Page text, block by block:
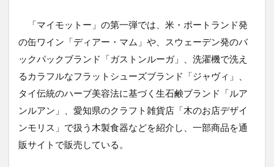
「マイモットー」の第一弾では、米・ポートランド発
の缶ワイン「ディアー・マム」や、スウェーデン発のバ
ックパックブランド「ガストンルーガ」、洗濯機で洗え
るカラフルなフラットシューズブランド「ジャヴィ」、
タイ伝統のハーブ美容法に基づく生石鹸ブランド「ルア
ンルアン」、愛知県のクラフト雑貨店「木のお店デザイ
ンモリス」で扱う木製食器などを紹介し、一部商品を通
販サイトで販売している。